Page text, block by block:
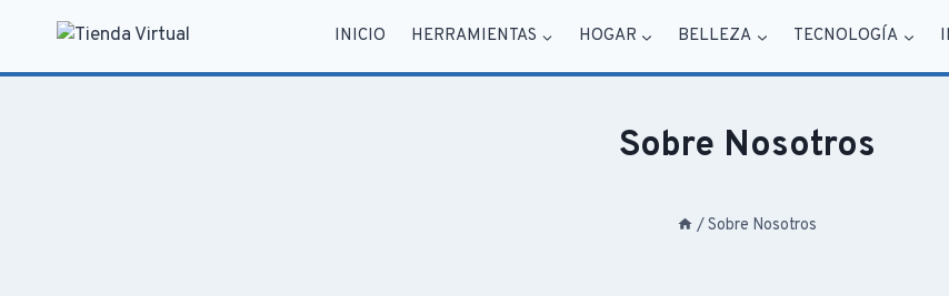
contenido
INICIO HERRAMIENTAS HOGAR BELLEZA TECNOLOGÍA
Sobre Nosotros
/Sobre Nosotros